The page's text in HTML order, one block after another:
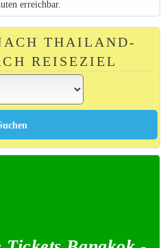
erreichbar.
THAILAND-
REISEZIEL